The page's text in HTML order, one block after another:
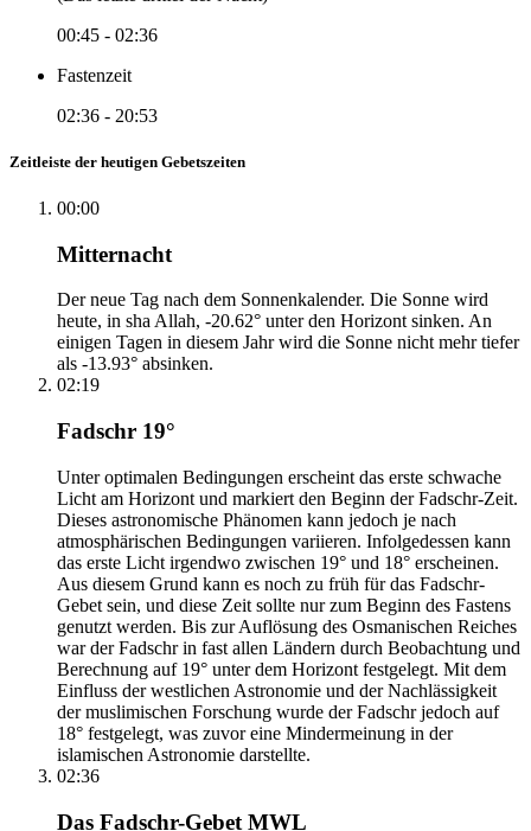
00:45 - 02:36
Fastenzeit
02:36 - 20:53
Zeitleiste der heutigen Gebetszeiten
00:00
Mitternacht
Der neue Tag nach dem Sonnenkalender. Die Sonne wird
heute, in sha Allah, -20.62° unter den Horizont sinken. An
einigen Tagen in diesem Jahr wird die Sonne nicht mehr tiefer
als -13.93° absinken.
02:19
Fadschr 19°
Unter optimalen Bedingungen erscheint das erste schwache
Licht am Horizont und markiert den Beginn der Fadschr-Zeit.
Dieses astronomische Phänomen kann jedoch je nach
atmosphärischen Bedingungen variieren. Infolgedessen kann
das erste Licht irgendwo zwischen 19° und 18° erscheinen.
Aus diesem Grund kann es noch zu früh für das Fadschr-
Gebet sein, und diese Zeit sollte nur zum Beginn des Fastens
genutzt werden. Bis zur Auflösung des Osmanischen Reiches
war der Fadschr in fast allen Ländern durch Beobachtung und
Berechnung auf 19° unter dem Horizont festgelegt. Mit dem
Einfluss der westlichen Astronomie und der Nachlässigkeit
der muslimischen Forschung wurde der Fadschr jedoch auf
18° festgelegt, was zuvor eine Mindermeinung in der
islamischen Astronomie darstellte.
02:36
Das Fadschr-Gebet MWL